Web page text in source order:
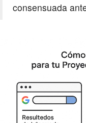
consensuada